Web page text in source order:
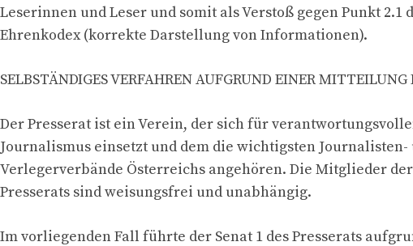
Leserinnen und Leser und somit als Verstoß gegen Punkt 2.1
Ehrenkodex (korrekte Darstellung von Informationen).
SELBSTÄNDIGES VERFAHREN AUFGRUND EINER MITTEILUNG
Der Presserat ist ein Verein, der sich für
Journalismus einsetzt und dem die wichtigsten Journalisten-
Verlegerverbände Österreichs angehören. Die Mitglieder der
Presserats sind weisungsfrei und unabhängig.
Im vorliegenden Fall führte der Senat 1 des Presserats